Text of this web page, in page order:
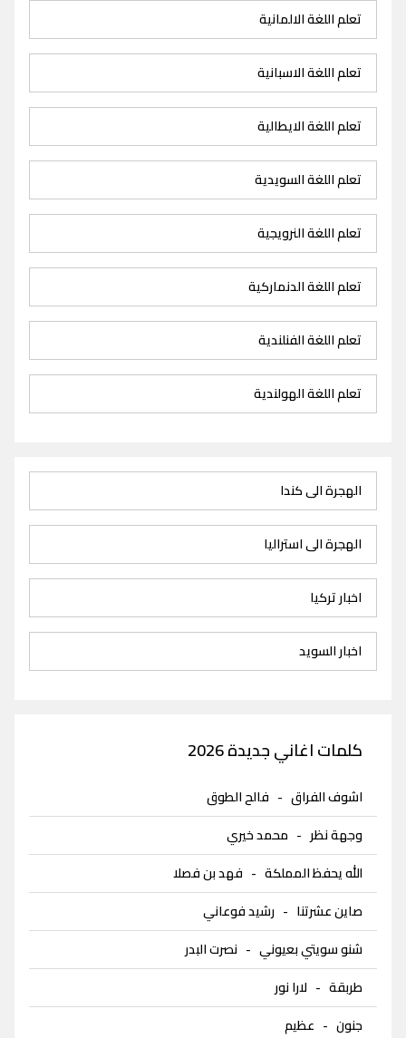
تعلم اللغة الالمانية
تعلم اللغة الاسبانية
تعلم اللغة الايطالية
تعلم اللغة السويدية
تعلم اللغة النرويجية
تعلم اللغة الدنماركية
تعلم اللغة الفنلندية
تعلم اللغة الهولندية
الهجرة الى كندا
الهجرة الى استراليا
اخبار تركيا
اخبار السويد
كلمات اغاني جديدة 2026
اشوف الفراق - فالح الطوق
وجهة نظر - محمد خيري
الله يحفظ المملكة - فهد بن فصلا
صاين عشرتنا - رشيد فوعاني
شنو سويتي بعيوني - نصرت البدر
طربقة - لارا نور
جنون - عظيم